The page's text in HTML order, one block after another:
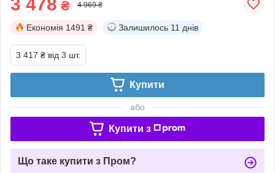
₴ 4 969 ₴
Економія 1491 ₴ Залишилось 11 днів
3 417 ₴ від 3 шт.
Купити
або
Купити з
Що таке купити з Пром?